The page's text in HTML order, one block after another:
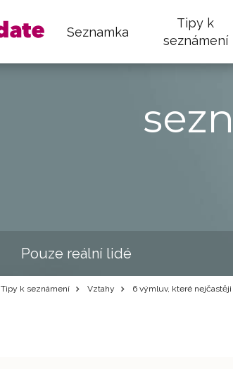
Seznamka
Tipy k
seznámení
Pouze reální lidé
Tipy k seznámení Vztahy 6 výmluv, které